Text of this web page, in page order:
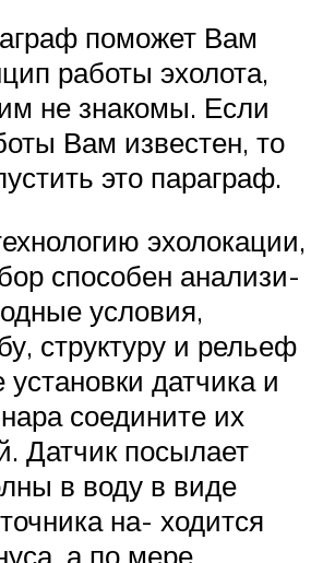
поможет Вам
работы эхолота,
не знакомы. Если
Вам известен, то
это параграф.
эхолокации,
способен анализи-
условия,
структуру и рельеф
датчика и
соедините их
Датчик посылает
в воду в виде
на- ходится
а по мере